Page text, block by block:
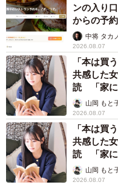
少し前までは香箱座りしてい
ルコのお家さん（@ccchisa76）
この後、先住猫たちの追
ちゃん。無重力猫ミルコ
いるのですが、くうちゃ
かったですね！
ンの入り
からの予
中将 タカ
2026.08.07
「本は買
共感した
読 「家に
山岡 もと
2026.08.07
「本は買
共感した
読 「家に
山岡 もと
2026.08.07